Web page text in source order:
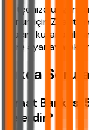
bütçenize uygun
Bunun için
aracını
göre ayarlayarak
Sıkça
Ziraat
nelerdir?